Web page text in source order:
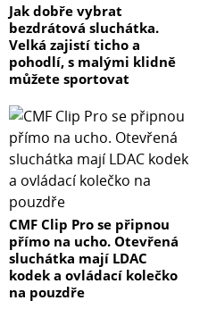
Jak dobře vybrat
bezdrátová sluchátka.
Velká zajistí ticho a
pohodlí, s malými klidně
můžete sportovat
CMF Clip Pro se připnou
přímo na ucho. Otevřená
sluchátka mají LDAC
kodek a ovládací kolečko
na pouzdře